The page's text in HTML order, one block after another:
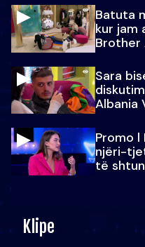
Batuta
kur jam
Brother
Sara
Albania
Promo
njëri-
të
Klipe